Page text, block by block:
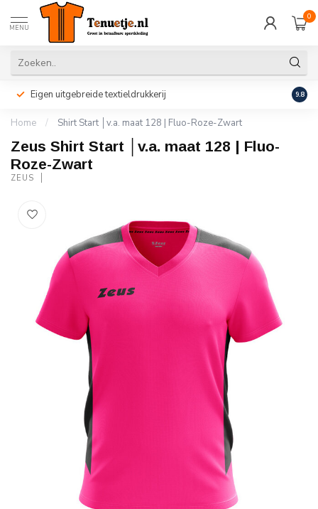
MENU
0
Eigen uitgebreide textieldrukkerij 9.8
Home / Shirt Start │v.a. maat 128 | Fluo-Roze-Zwart
Zeus Shirt Start │v.a. maat 128 | Fluo-
Roze-Zwart
ZEUS